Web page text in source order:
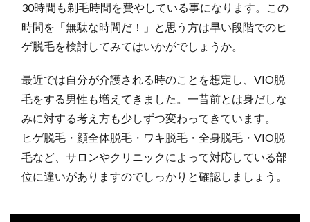
30時間も剃毛時間を費やしている事になります。この
時間を「無駄な時間だ！」と思う方は早い段階でのヒ
ゲ脱毛を検討してみてはいかがでしょうか。
最近では自分が介護される時のことを想定し、VIO脱
毛をする男性も増えてきました。一昔前とは身だしな
みに対する考え方も少しずつ変わってきています。
ヒゲ脱毛・顔全体脱毛・ワキ脱毛・全身脱毛・VIO脱
毛など、サロンやクリニックによって対応している部
位に違いがありますのでしっかりと確認しましょう。